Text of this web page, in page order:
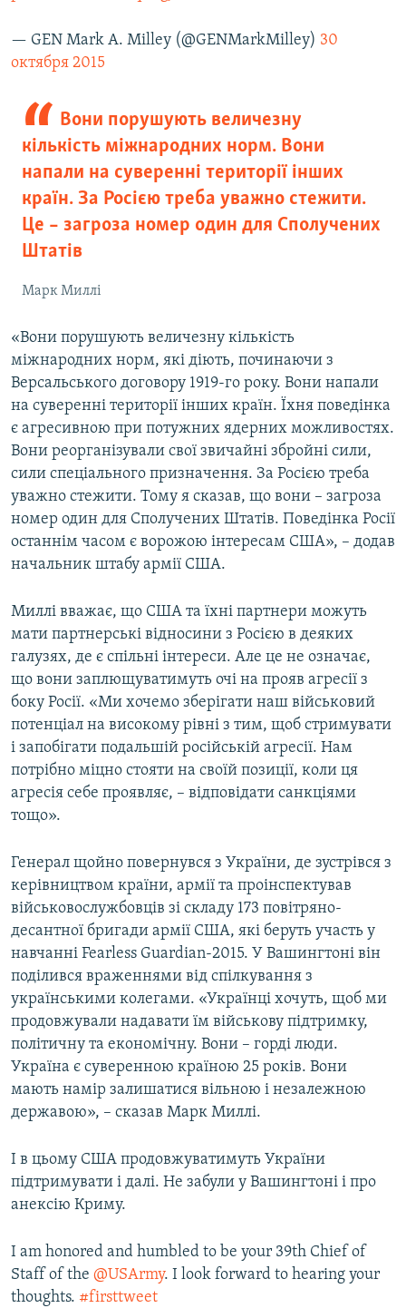
— GEN Mark A. Milley (@GENMarkMilley) 30
октября 2015
Вони порушують величезну
кількість міжнародних норм. Вони
напали на суверенні території інших
країн. За Росією треба уважно стежити.
Це – загроза номер один для Сполучених
Штатів
Марк Миллі
«Вони порушують величезну кількість
міжнародних норм, які діють, починаючи з
Версальського договору 1919-го року. Вони напали
на суверенні території інших країн. Їхня поведінка
є агресивною при потужних ядерних можливостях.
Вони реорганізували свої звичайні збройні сили,
сили спеціального призначення. За Росією треба
уважно стежити. Тому я сказав, що вони – загроза
номер один для Сполучених Штатів. Поведінка Росії
останнім часом є ворожою інтересам США», – додав
начальник штабу армії США.
Миллі вважає, що США та їхні партнери можуть
мати партнерські відносини з Росією в деяких
галузях, де є спільні інтереси. Але це не означає,
що вони заплющуватимуть очі на прояв агресії з
боку Росії. «Ми хочемо зберігати наш військовий
потенціал на високому рівні з тим, щоб стримувати
і запобігати подальшій російській агресії. Нам
потрібно міцно стояти на своїй позиції, коли ця
агресія себе проявляє, – відповідати санкціями
тощо».
Генерал щойно повернувся з України, де зустрівся з
керівництвом країни, армії та проінспектував
військовослужбовців зі складу 173 повітряно-
десантної бригади армії США, які беруть участь у
навчанні Fearless Guardian-2015. У Вашингтоні він
поділився враженнями від спілкування з
українськими колегами. «Українці хочуть, щоб ми
продовжували надавати їм військову підтримку,
політичну та економічну. Вони – горді люди.
Україна є суверенною країною 25 років. Вони
мають намір залишатися вільною і незалежною
державою», – сказав Марк Миллі.
І в цьому США продовжуватимуть України
підтримувати і далі. Не забули у Вашингтоні і про
анексію Криму.
I am honored and humbled to be your 39th Chief of
Staff of the @USArmy. I look forward to hearing your
thoughts. #firsttweet